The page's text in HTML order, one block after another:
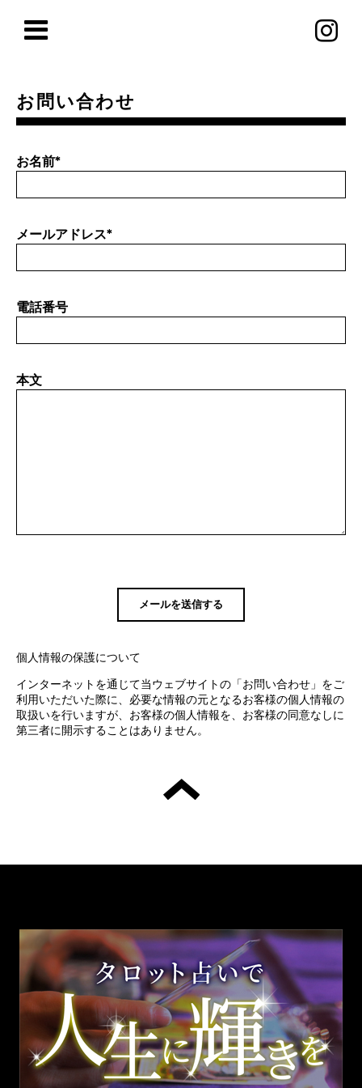
お問い合わせ
お名前*
メールアドレス*
電話番号
本文
個人情報の保護について
インターネットを通じて当ウェブサイトの「お問い合わせ」をご
利用いただいた際に、必要な情報の元となるお客様の個人情報の
取扱いを行いますが、お客様の個人情報を、お客様の同意なしに
第三者に開示することはありません。